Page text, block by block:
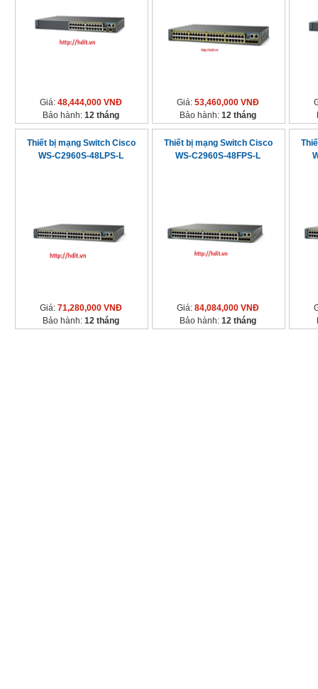
Giá:48,444,000 VNĐ
Bảo hành:12 tháng
Giá:53,460,000 VNĐ
Bảo hành:12 tháng
Thiết bị mạng Switch Cisco
WS-C2960S-48LPS-L
Giá:71,280,000 VNĐ
Bảo hành:12 tháng
Thiết bị mạng Switch Cisco
WS-C2960S-48FPS-L
Giá:84,084,000 VNĐ
Bảo hành:12 tháng